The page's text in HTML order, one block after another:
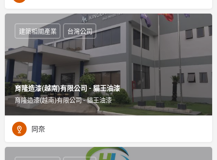
育隆造漆(越南)有限公司 - 貓王油漆
育隆造漆(越南)有限公司 - 貓王油漆
建築相關產業 台灣公司
同奈